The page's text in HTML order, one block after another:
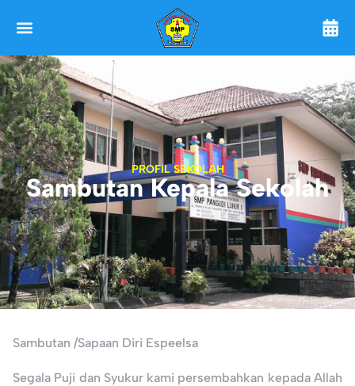
PROFIL SEKOLAH
Sambutan Kepala Sekolah
Sambutan /Sapaan Diri Espeelsa
Segala Puji dan Syukur kami persembahkan kepada Allah